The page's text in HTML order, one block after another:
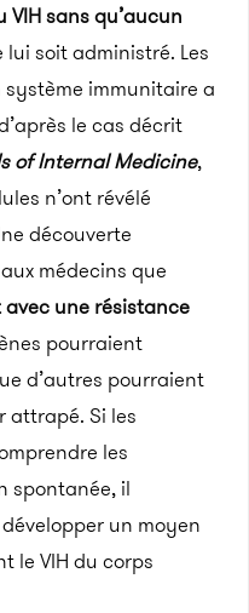
VIH sans qu’aucun
lui soit administré. Les
immunitaire a
le cas décrit
ofInternal Medicine,
n’ont révélé
découverte
médecins que
une résistance
pourraient
d’autres pourraient
attrapé. Si les
les
spontanée, il
un moyen
le VIH du corps